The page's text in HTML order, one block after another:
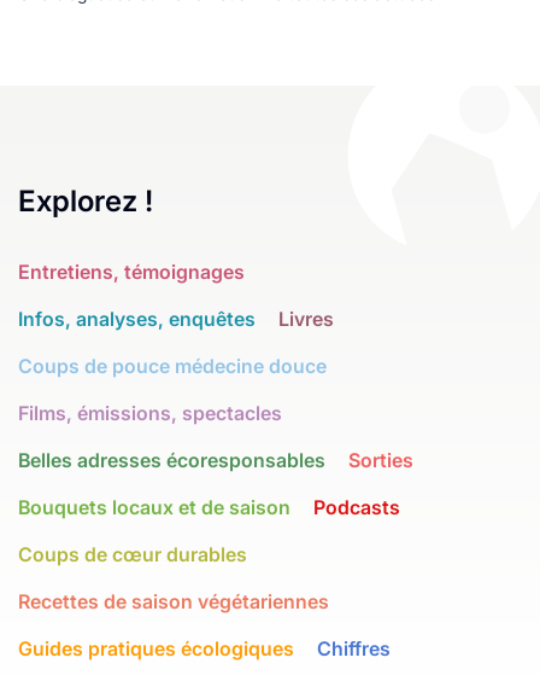
Explorez !
Entretiens, témoignages
Infos, analyses, enquêtes
Livres
Coups de pouce médecine douce
Films, émissions, spectacles
Belles adresses écoresponsables
Sorties
Bouquets locaux et de saison
Podcasts
Coups de cœur durables
Recettes de saison végétariennes
Guides pratiques écologiques
Chiffres